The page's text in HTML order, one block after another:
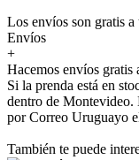
Los envíos son gratis a
Envíos
+
Hacemos envíos gratis
Si la prenda está en
dentro de Montevideo.
por Correo Uruguayo
También te puede